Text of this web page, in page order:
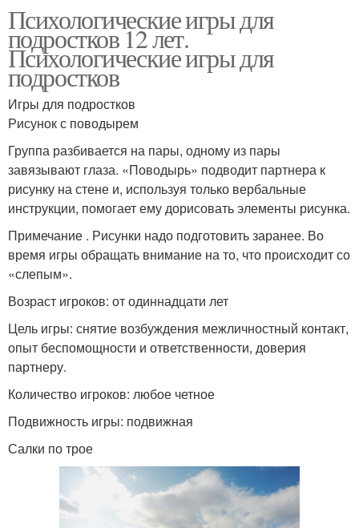
Психологические игры для
подростков 12 лет.
Психологические игры для
подростков
Игры для подростков
Рисунок с поводырем
Группа разбивается на пары, одному из пары
завязывают глаза. «Поводырь» подводит партнера к
рисунку на стене и, используя только вербальные
инструкции, помогает ему дорисовать элементы рисунка.
Примечание . Рисунки надо подготовить заранее. Во
время игры обращать внимание на то, что происходит со
«слепым».
Возраст игроков: от одиннадцати лет
Цель игры: снятие возбуждения межличностный контакт,
опыт беспомощности и ответственности, доверия
партнеру.
Количество игроков: любое четное
Подвижность игры: подвижная
Салки по трое